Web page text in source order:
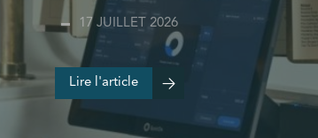
17 JUILLET 2026
Lire l'article